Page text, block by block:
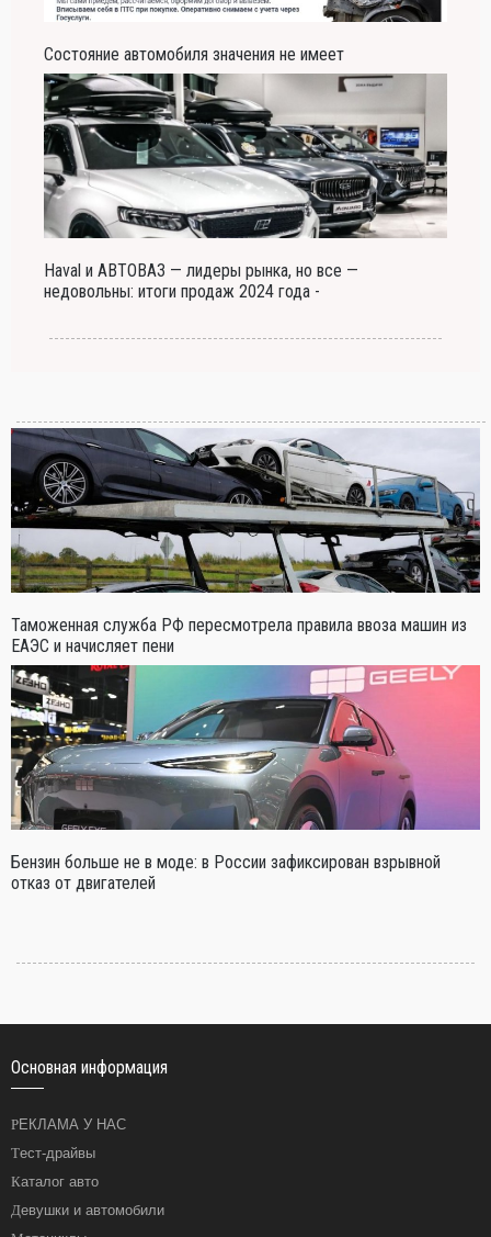
Состояние автомобиля значения не имеет
Haval и АВТОВАЗ — лидеры рынка, но все —
недовольны: итоги продаж 2024 года -
Таможенная служба РФ пересмотрела правила ввоза машин из
ЕАЭС и начисляет пени
Бензин больше не в моде: в России зафиксирован взрывной
отказ от двигателей
Основная информация
РЕКЛАМА У НАС
Тест-драйвы
Каталог авто
Девушки и автомобили